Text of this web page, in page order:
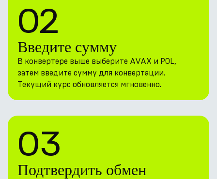
02
Введите сумму
В конвертере выше выберите AVAX и POL,
затем введите сумму для конвертации.
Текущий курс обновляется мгновенно.
03
Подтвердить обмен